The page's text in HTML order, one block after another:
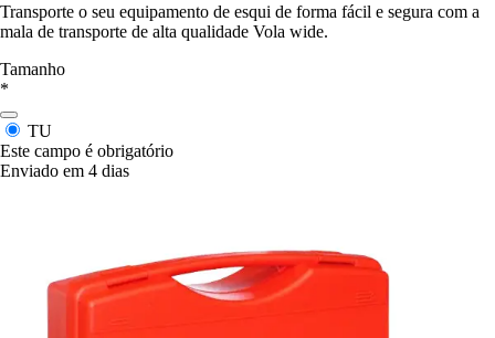
Transporte o seu equipamento de esqui de forma fácil e segura com a
mala de transporte de alta qualidade Vola wide.
Tamanho
*
TU
Este campo é obrigatório
Enviado em 4 dias